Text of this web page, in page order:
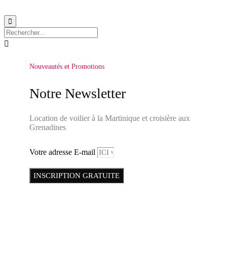


Nouveautés et Promotions
Notre Newsletter
Location de voilier à la Martinique et croisière aux
Grenadines
Votre adresse E-mail
INSCRIPTION GRATUITE